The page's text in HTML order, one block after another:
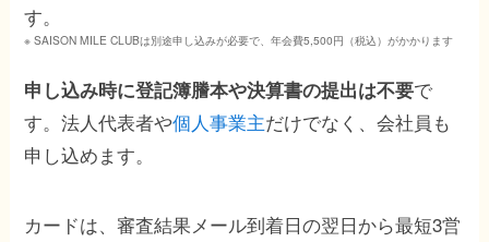
す。
※ SAISON MILE CLUBは別途申し込みが必要で、年会費5,500円（税込）がかかります
申し込み時に登記簿謄本や決算書の提出は不要で
す。法人代表者や個人事業主だけでなく、会社員も
申し込めます。
カードは、審査結果メール到着日の翌日から最短3営